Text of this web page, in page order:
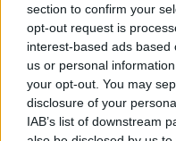
section to confirm your
opt-out request is
interest-based ads
us or personal
your opt-out. You may
disclosure of your
IAB’s list of downstream
a fene tudja
13 éve
@SZDSZPistike: +1 like